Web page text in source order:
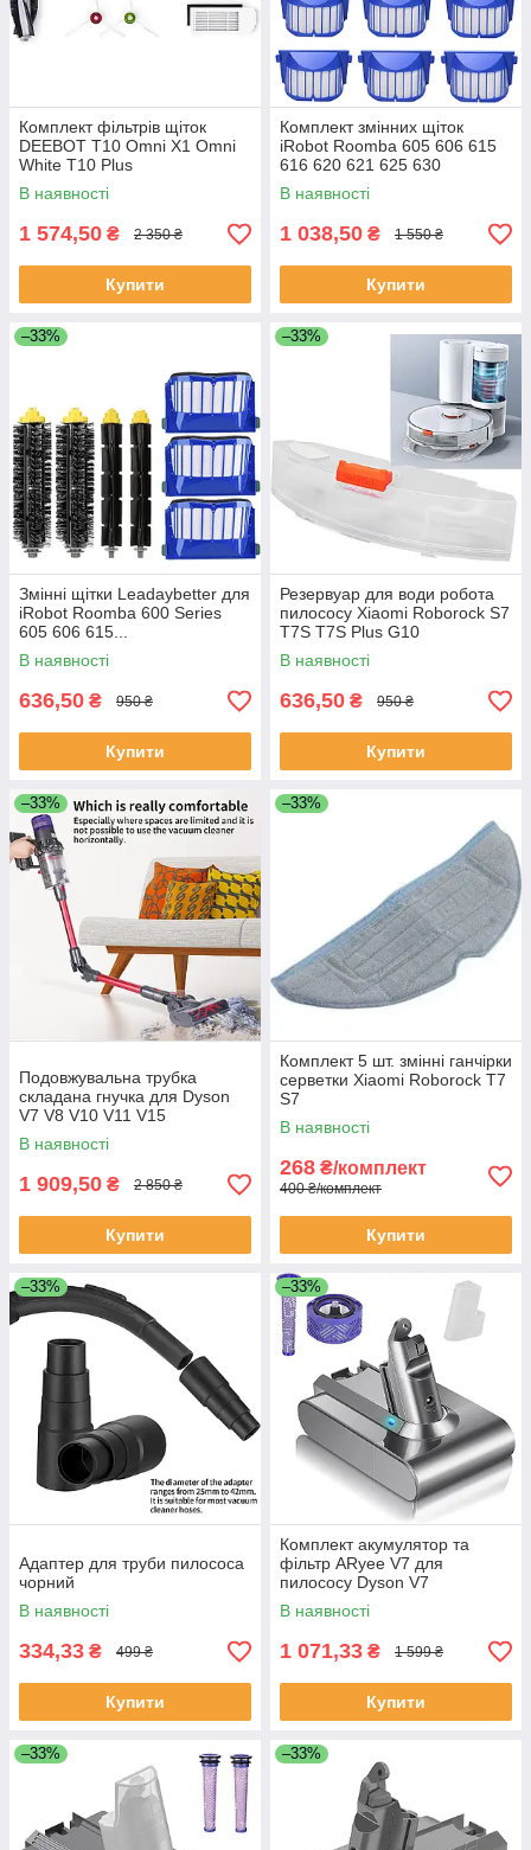
Комплект фільтрів щіток
DEEBOT T10 Omni X1 Omni
White T10 Plus
В наявності
1 574,50 ₴ 2 350 ₴
Купити
Комплект змінних щіток
iRobot Roomba 605 606 615
616 620 621 625 630
В наявності
1 038,50 ₴ 1 550 ₴
Купити
–33%
Змінні щітки Leadaybetter для
iRobot Roomba 600 Series
605 606 615...
В наявності
636,50 ₴ 950 ₴
Купити
–33%
Резервуар для води робота
пилососу Xiaomi Roborock S7
T7S T7S Plus G10
В наявності
636,50 ₴ 950 ₴
Купити
–33%
Подовжувальна трубка
складана гнучка для Dyson
V7 V8 V10 V11 V15
В наявності
1 909,50 ₴ 2 850 ₴
Купити
–33%
Комплект 5 шт. змінні ганчірки
серветки Xiaomi Roborock T7
S7
В наявності
268 ₴/комплект
400 ₴/комплект
Купити
–33%
Адаптер для труби пилососа
чорний
В наявності
334,33 ₴ 499 ₴
Купити
–33%
Комплект акумулятор та
фільтр ARyee V7 для
пилососу Dyson V7
В наявності
1 071,33 ₴ 1 599 ₴
Купити
–33% –33%